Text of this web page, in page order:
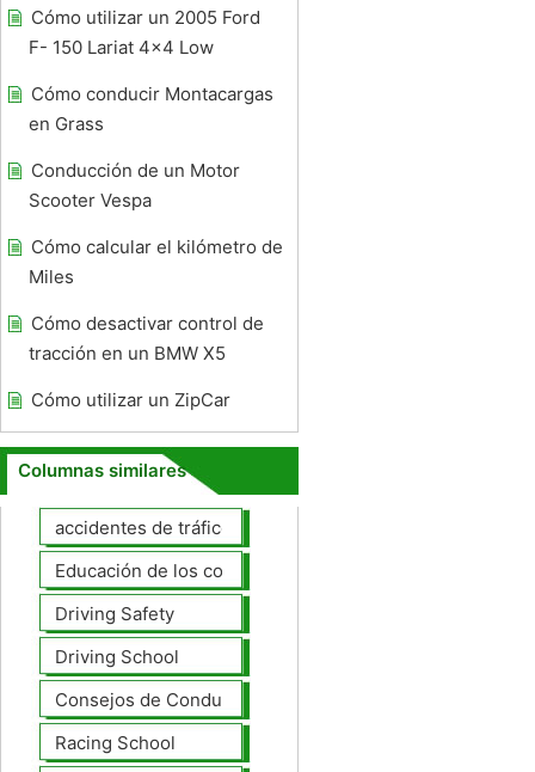
Cómo utilizar un 2005 Ford
F- 150 Lariat 4x4 Low
Cómo conducir Montacargas
en Grass
Conducción de un Motor
Scooter Vespa
Cómo calcular el kilómetro de
Miles
Cómo desactivar control de
tracción en un BMW X5
Cómo utilizar un ZipCar
Columnas similares
accidentes de tráfico
Educación de los conductores
Driving Safety
Driving School
Consejos de Conducción
Racing School